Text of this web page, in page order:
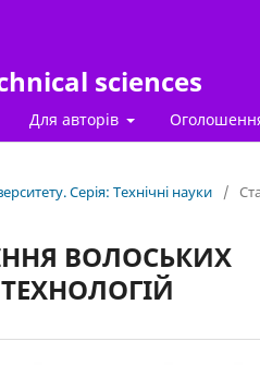
sciences
Для авторів
Серія: Технічні науки /
ВОЛОСЬКИХ